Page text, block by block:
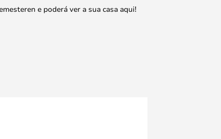
e poderá ver a sua casa aqui!